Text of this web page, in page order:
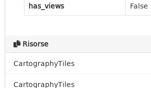
Risorse
CartographyTiles
CartographyTiles
has_views
False